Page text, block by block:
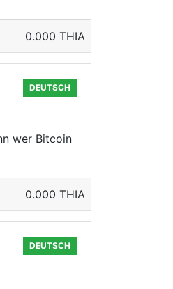
0.000 THIA
DEUTSCH
wer Bitcoin
0.000 THIA
DEUTSCH